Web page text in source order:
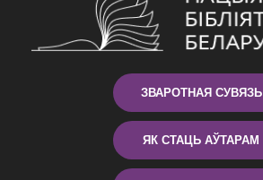
ЗВАРОТНАЯ СУВЯЗЬ
ЯК СТАЦЬ АЎТАРАМ